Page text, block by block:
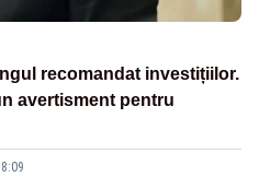
recomandat investițiilor.
avertisment pentru